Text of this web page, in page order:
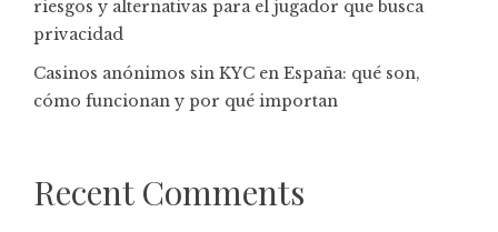
riesgos y alternativas para el jugador que busca
privacidad
Casinos anónimos sin KYC en España: qué son,
cómo funcionan y por qué importan
Recent Comments